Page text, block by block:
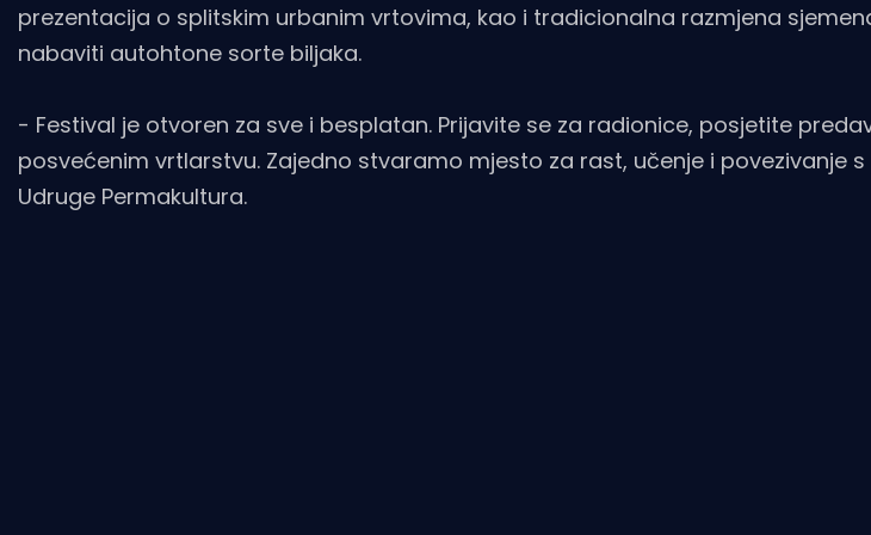
prezentacija o splitskim urbanim vrtovima, kao i tradicionalna razmjena
nabaviti autohtone sorte biljaka.
- Festival je otvoren za sve i besplatan. Prijavite se za radionice, posjetite
posvećenim vrtlarstvu. Zajedno stvaramo mjesto za rast, učenje i povezivanje
Udruge Permakultura.